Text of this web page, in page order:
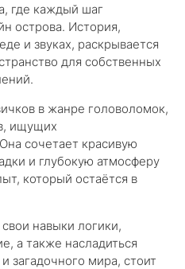
где каждый шаг
острова. История,
и звуках, раскрывается
для собственных
в жанре головоломок,
ищущих
сочетает красивую
и глубокую атмосферу
который остаётся в
навыки логики,
а также насладиться
загадочного мира, стоит